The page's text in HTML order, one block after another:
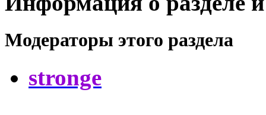
Модераторы этого раздела
stronge